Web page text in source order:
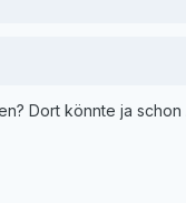
Dort könnte ja